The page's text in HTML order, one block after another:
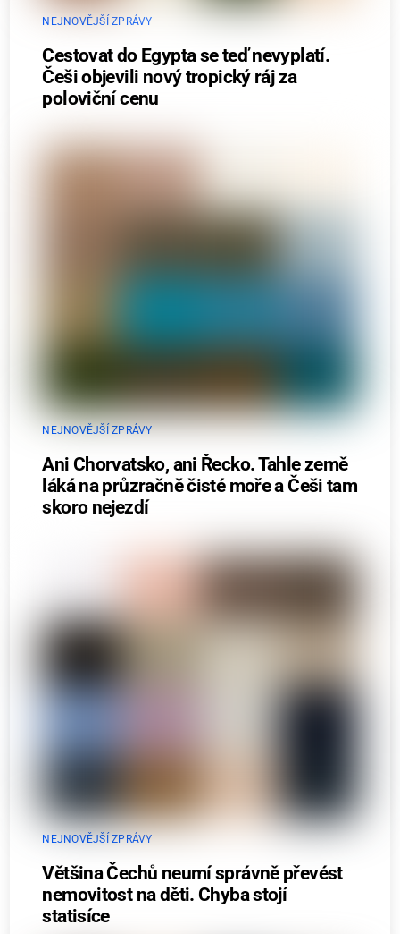
NEJNOVĚJŠÍ ZPRÁVY
Cestovat do Egypta se teď nevyplatí.
Češi objevili nový tropický ráj za
poloviční cenu
NEJNOVĚJŠÍ ZPRÁVY
Ani Chorvatsko, ani Řecko. Tahle země
láká na průzračně čisté moře a Češi tam
skoro nejezdí
NEJNOVĚJŠÍ ZPRÁVY
Většina Čechů neumí správně převést
nemovitost na děti. Chyba stojí
statisíce